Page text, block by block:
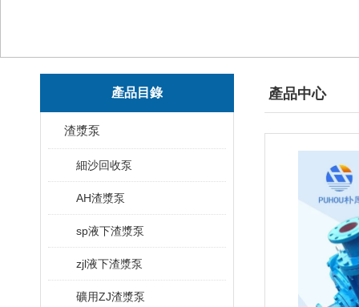
產品目錄
渣漿泵
細沙回收泵
AH渣漿泵
sp液下渣漿泵
zjl液下渣漿泵
礦用ZJ渣漿泵
產品中心